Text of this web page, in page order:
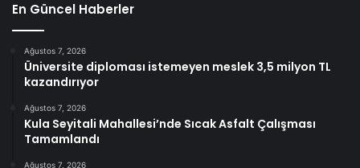
En Güncel Haberler
Ağustos 7, 2026
Üniversite diploması istemeyen meslek 3,5 milyon TL
kazandırıyor
Ağustos 7, 2026
Kula Seyitali Mahallesi’nde Sıcak Asfalt Çalışması
Tamamlandı
Ağustos 7, 2026